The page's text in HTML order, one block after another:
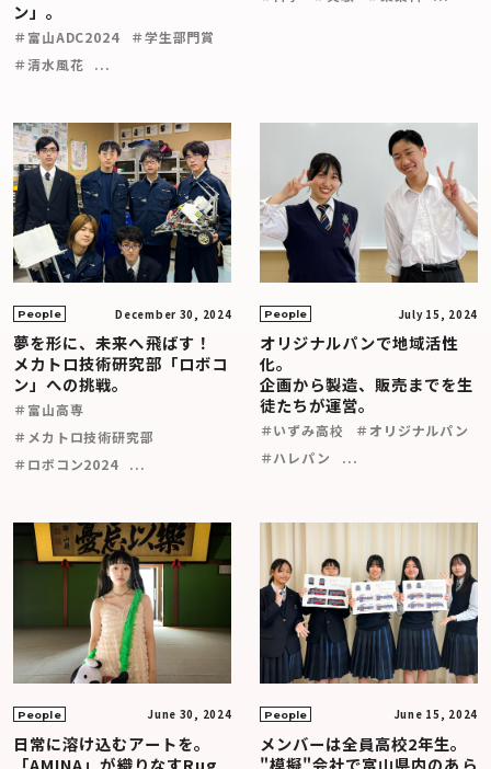
ン」。
＃富山ADC2024
＃学生部門賞
＃清水風花
...
People December 30, 2024
夢を形に、未来へ飛ばす！
メカトロ技術研究部「ロボコ
ン」への挑戦。
＃富山高専
＃メカトロ技術研究部
＃ロボコン2024
...
People July 15, 2024
オリジナルパンで地域活性
化。
企画から製造、販売までを生
徒たちが運営。
＃いずみ高校
＃オリジナルパン
＃ハレパン
...
People June 30, 2024
日常に溶け込むアートを。
「AMINA」が織りなすRug
People June 15, 2024
メンバーは全員高校2年生。
"模擬"会社で富山県内のあら